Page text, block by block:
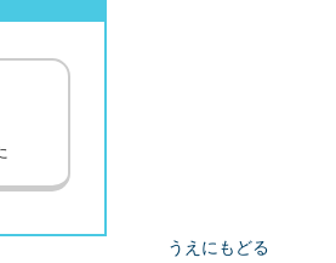
うえにもどる